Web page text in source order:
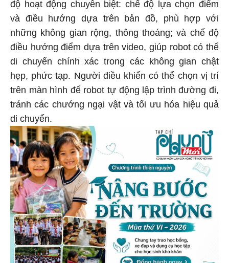
độ hoạt động chuyên biệt: chế độ lựa chọn điểm
và điều hướng dựa trên bản đồ, phù hợp với
những không gian rộng, thông thoáng; và chế độ
điều hướng điểm dựa trên video, giúp robot có thể
di chuyển chính xác trong các không gian chật
hẹp, phức tạp. Người điều khiển có thể chọn vị trí
trên màn hình để robot tự động lập trình đường đi,
tránh các chướng ngại vật và tối ưu hóa hiệu quả
di chuyển.